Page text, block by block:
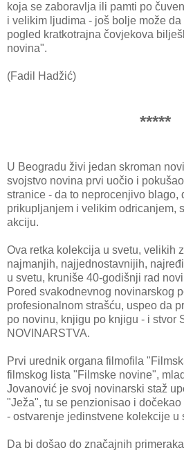
koja se zaboravlja ili pamti po
i velikim ljudima - još bolje može
pogled kratkotrajna čovjekova
novina".
(Fadil Hadžić)
*****
U Beogradu živi jedan skroman
svojstvo novina prvi uočio i
stranice - da to neprocenjivo blago,
prikupljanjem i velikim odricanjem,
akciju.
Ova retka kolekcija u svetu, velikih
najmanjih, najjednostavnijih,
u svetu, kruniše 40-godišnji rad
Pored svakodnevnog novinarskog
profesionalnom strašću, uspeo da
po novinu, knjigu po knjigu - i stvor
NOVINARSTVA.
Prvi urednik organa filmofila
filmskog lista "Filmske novine",
Jovanović je svoj novinarski staž
"Ježa", tu se penzionisao i
- ostvarenje jedinstvene kolekcije u
Da bi došao do značajnih